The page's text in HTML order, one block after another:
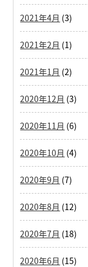
2021年4月 (3)
2021年2月 (1)
2021年1月 (2)
2020年12月 (3)
2020年11月 (6)
2020年10月 (4)
2020年9月 (7)
2020年8月 (12)
2020年7月 (18)
2020年6月 (15)